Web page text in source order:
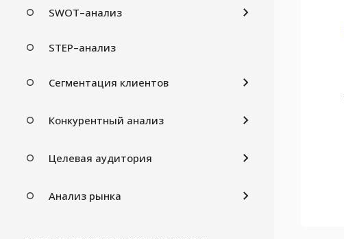
SWOT–анализ
STEP–анализ
Сегментация клиентов
Конкурентный анализ
Целевая аудитория
Анализ рынка